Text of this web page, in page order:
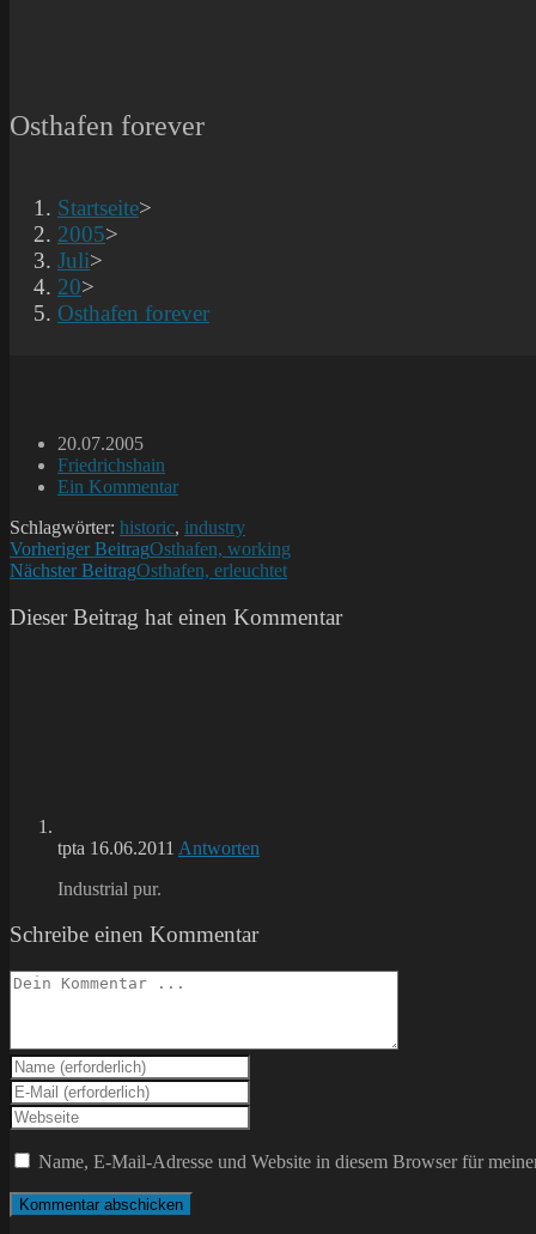
Osthafen forever
Startseite>
2005>
Juli>
20>
Osthafen forever
Beitrag
veröffentlicht:
20.07.2005
Beitrags-
Kategorie:
Friedrichshain
Beitrags-
Ein Kommentar
Schlagwörter: historic, industry
Weitere
Artikel
ansehen
Vorheriger BeitragOsthafen, working
Nächster BeitragOsthafen, erleuchtet
Dieser Beitrag hat einen Kommentar
tpta 16.06.2011 Antworten
Industrial pur.
Schreibe einen Kommentar
Kommentieren
Gib
deinen
Namen
oder
Benutzernamen
zum
Kommentieren
ein
Gib
deine
E-
Mail-
Adresse
zum
Kommentieren
Gib
deine
Website-
ein
(optional)
Name, E-Mail-Adresse und Website in diesem Browser für